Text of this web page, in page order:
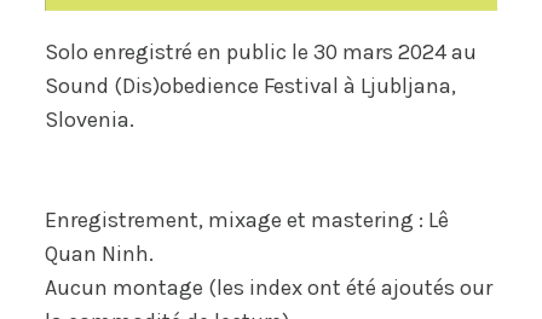
Solo enregistré en public le 30 mars 2024 au
Sound (Dis)obedience Festival à Ljubljana,
Slovenia.
Enregistrement, mixage et mastering : Lê
Quan Ninh.
Aucun montage (les index ont été ajoutés our